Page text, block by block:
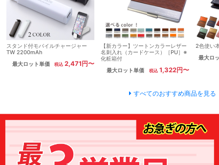
スタンド付モバイルチャージャー
TW 2200mAh
最大ロット単価
2,471円〜
【新カラー】ツートンカラーレザー
名刺入れ（カードケース）［PU］※
化粧箱付
最大ロット単価
1,322円〜
2色使い
最大ロ
すべてのおすすめ商品を見る